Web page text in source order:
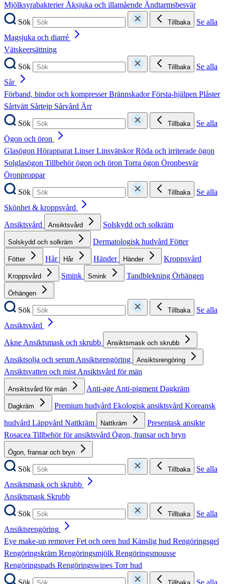
MjölksyrabakterierÅksjuka och illamående Ändtarmsbesvär
Sök
Tillbaka
Se alla
Magsjuka och diarré
Vätskeersättning
Sök
Tillbaka
Se alla
Sår
Förband, bindor och kompresserBrännskadorFörsta-hjälpen Plåster
Sårtvätt Sårtejp Sårvård Ärr
Sök
Tillbaka
Se alla
Ögon och öron
Glasögon HörapparatLinserLinsvätskorRöda och irriterade ögon
Solglasögon Tillbehör ögon och öron Torra ögon Öronbesvär
Öronproppar
Sök
Tillbaka
Se alla
Skönhet & kroppsvård
Ansiktsvård
Ansiktsvård Solskydd och solkräm
Solskydd och solkräm Dermatologisk hudvård Fötter
Fötter Hår Hår Händer Händer Kroppsvård
Kroppsvård Smink Smink Tandblekning Örhängen
Örhängen
Sök Tillbaka
Se alla
Ansiktsvård
AkneAnsiktsmask och skrubb Ansiktsmask och skrubb
Ansiktsolja och serumAnsiktsrengöring Ansiktsrengöring
Ansiktsvatten och mistAnsiktsvård för män
Ansiktsvård för män Anti-ageAnti-pigmentDagkräm
Dagkräm Premium hudvård Ekologisk ansiktsvård Koreansk
hudvård Läppvård Nattkräm Nattkräm
Presentask ansikte
Rosacea Tillbehör för ansiktsvård Ögon, fransar och bryn
Ögon, fransar och bryn
Sök Tillbaka
Se alla
Ansiktsmask och skrubb
Ansiktsmask Skrubb
Sök
Tillbaka
Se alla
Ansiktsrengöring
Eye make-up removerFet och oren hud Känslig hud Rengöringsgel
Rengöringskräm Rengöringsmjölk Rengöringsmousse
Rengöringspads Rengöringswipes Torr hud